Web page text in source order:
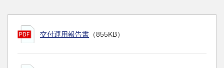
交付運用報告書 （855KB）